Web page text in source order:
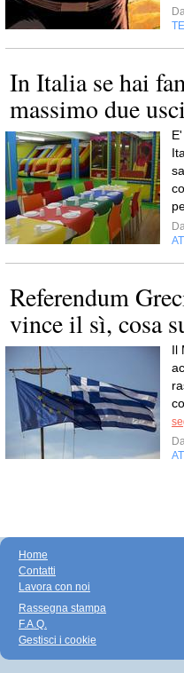
In Italia se hai
massimo due
Referendum
vince il sì, cosa
Il
Home
Contatti
Lavora con noi
Rassegna stampa
F.A.Q.
Gestisci i cookie